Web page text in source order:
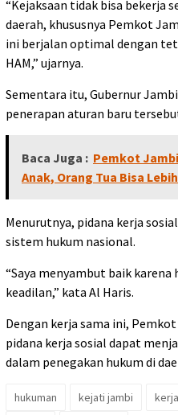
“Kejaksaan tidak bisa bekerja
daerah, khususnya Pemkot
ini berjalan optimal dengan
HAM,” ujarnya.
Sementara itu, Gubernur
penerapan aturan baru
Baca Juga : Pemkot
Anak, Orang Tua Bisa
Menurutnya, pidana kerja
sistem hukum nasional.
“Saya menyambut baik
keadilan,” kata Al Haris.
Dengan kerja sama ini,
pidana kerja sosial dapat
dalam penegakan hukum di
hukuman kejati jambi